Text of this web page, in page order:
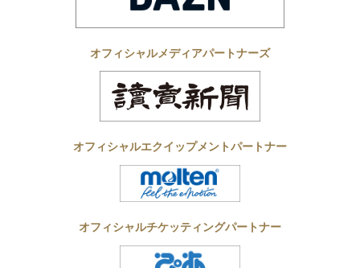
オフィシャルメディアパートナーズ
オフィシャルエクイップメントパートナー
オフィシャルチケッティングパートナー